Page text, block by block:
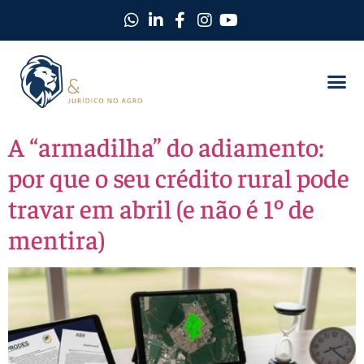
A “armadilha” do adiamento:
por que o seu crédito rural pode
travar em abril (e não é 1º de
mentira)